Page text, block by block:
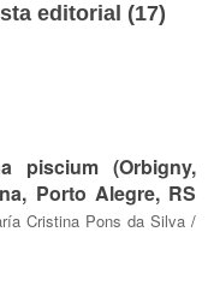
editorial (17)
piscium (Orbigny,
Porto Alegre, RS
Cristina Pons da Silva /